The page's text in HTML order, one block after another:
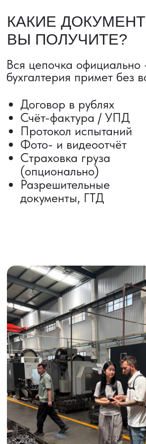
ВЫКУП ТОВАРОВ ИЗ КИТАЯ
Выкуп от 1 000 000 ₽
Выкуп с Alibaba
ИНДИВИДУАЛЬНЫЕ УСЛУГИ
Выгодные условия
Сертификация грузов
Консолидация грузов
Сопровождение грузов
Таможенное оформление
Страхование груза
Временное хранение
Организация производства
Проверка качества товара
Оплата и переговоры
с поставщиком
Инспекция поставщика
Получить консультацию
Сроки от 5 дней
Авиадоставка
Сборный груз
Железнодорожные перевозки
Автогрузоперевозки
Контейнерные перевозки
Доставка образцов
Получить консультацию